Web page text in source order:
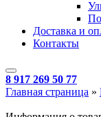
Доставка и
Контакты
8 917 269 50 77
Главная страница »